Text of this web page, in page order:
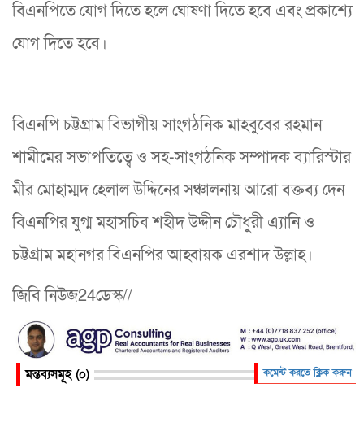
বিএনপিতে যোগ দিতে হলে ঘোষণা দিতে হবে এবং প্রকাশ্যে
যোগ দিতে হবে।
বিএনপি চট্টগ্রাম বিভাগীয় সাংগঠনিক মাহবুবের রহমান
শামীমের সভাপতিত্বে ও সহ-সাংগঠনিক সম্পাদক ব্যারিস্টার
মীর মোহাম্মদ হেলাল উদ্দিনের সঞ্চালনায় আরো বক্তব্য দেন
বিএনপির যুগ্ম মহাসচিব শহীদ উদ্দীন চৌধুরী এ্যানি ও
চট্টগ্রাম মহানগর বিএনপির আহ্বায়ক এরশাদ উল্লাহ।
জিবি নিউজ24ডেস্ক//
মন্তব্যসমূহ (০) কমেন্ট করতে ক্লিক করুন